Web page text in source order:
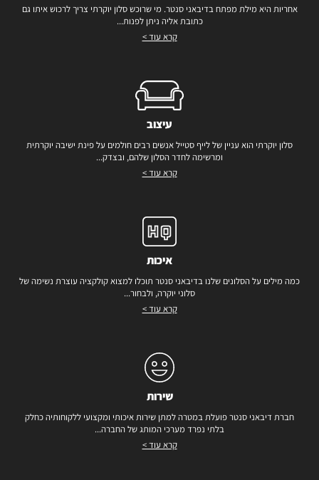
אחריות היא מילת מפתח בדיבאני סנטר. מי שרוכש סלון יוקרתי צריך לרכוש איתו גם
כתובת אליה ניתן לפנות...
קרא עוד >
עיצוב
סלון יוקרתי הוא עניין של לייף סטייל אנשים רבים חולמים על פינת ישיבה יוקרתית
ומרשימה לחדר הסלון שלהם, ובצדק...
קרא עוד >
איכות
כמה מילים על הסלונים שלנו בדיבאני סנטר תוכלו למצוא קולקציה עוצרת נשימה של
סלוני יוקרה, ולבחור...
קרא עוד >
שירות
חברת דיבאני סנטר פועלת במטרה למתן שירות איכותי ומקצועי ללקוחותיה כחלק
בלתי נפרד מערכי המותג של החברה...
קרא עוד >